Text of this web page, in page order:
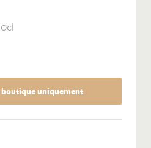
boutique uniquement